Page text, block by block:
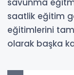
savunma
saatlik eğitim
eğitimlerini
olarak başka